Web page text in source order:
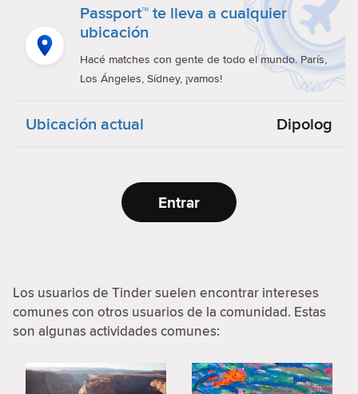
Passport™ te lleva a cualquier
ubicación
Hacé matches con gente de todo el mundo. París,
Los Ángeles, Sídney, ¡vamos!
Ubicación actual Dipolog
Entrar
Los usuarios de Tinder suelen encontrar intereses
comunes con otros usuarios de la comunidad. Estas
son algunas actividades comunes: